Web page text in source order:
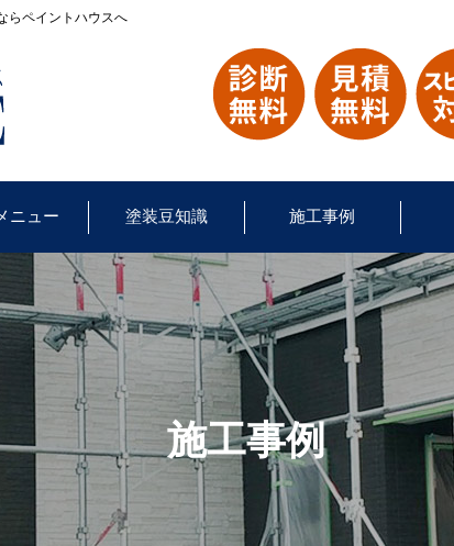
らペイントハウスへ
ニュー 塗装豆知識 施工事例
施工事例